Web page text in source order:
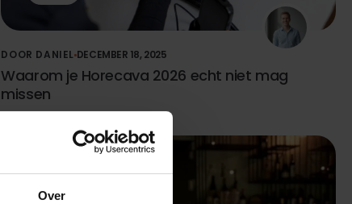
Over
DOOR DANIEL DECEMBER 18, 2025
Waarom je Horecava 2026 echt niet mag
missen